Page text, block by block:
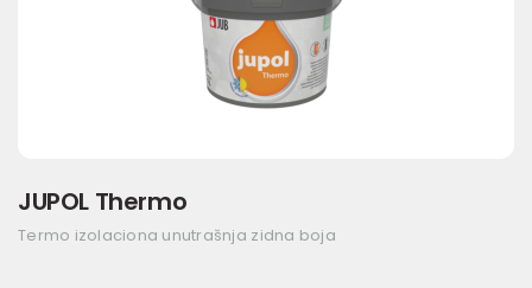
JUPOL Thermo
Termo izolaciona unutrašnja zidna boja